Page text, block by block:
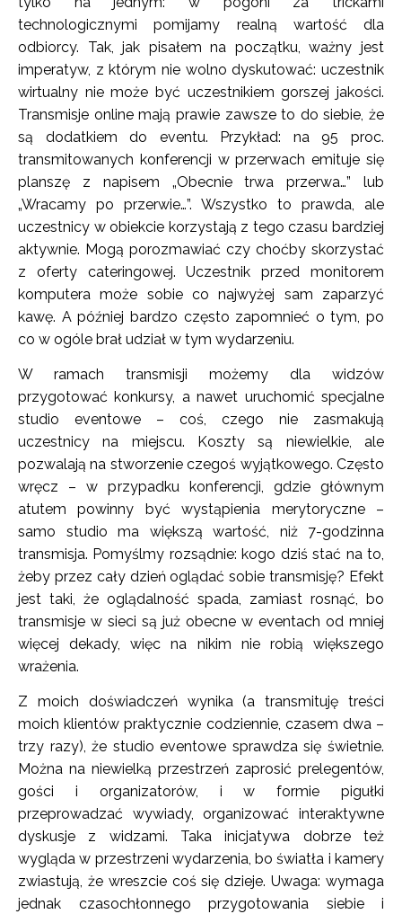
technologicznymi pomijamy realną wartość dla
odbiorcy. Tak, jak pisałem na początku, ważny jest
imperatyw, z którym nie wolno dyskutować: uczestnik
wirtualny nie może być uczestnikiem gorszej jakości.
Transmisje online mają prawie zawsze to do siebie, że
są dodatkiem do eventu. Przykład: na 95 proc.
transmitowanych konferencji w przerwach emituje się
planszę z napisem „Obecnie trwa przerwa…” lub
„Wracamy po przerwie…”. Wszystko to prawda, ale
uczestnicy w obiekcie korzystają z tego czasu bardziej
aktywnie. Mogą porozmawiać czy choćby skorzystać
z oferty cateringowej. Uczestnik przed monitorem
komputera może sobie co najwyżej sam zaparzyć
kawę. A później bardzo często zapomnieć o tym, po
co w ogóle brał udział w tym wydarzeniu.
W ramach transmisji możemy dla widzów
przygotować konkursy, a nawet uruchomić specjalne
studio eventowe – coś, czego nie zasmakują
uczestnicy na miejscu. Koszty są niewielkie, ale
pozwalają na stworzenie czegoś wyjątkowego. Często
wręcz – w przypadku konferencji, gdzie głównym
atutem powinny być wystąpienia merytoryczne –
samo studio ma większą wartość, niż 7-godzinna
transmisja. Pomyślmy rozsądnie: kogo dziś stać na to,
żeby przez cały dzień oglądać sobie transmisję? Efekt
jest taki, że oglądalność spada, zamiast rosnąć, bo
transmisje w sieci są już obecne w eventach od mniej
więcej dekady, więc na nikim nie robią większego
wrażenia.
Z moich doświadczeń wynika (a transmituję treści
moich klientów praktycznie codziennie, czasem dwa –
trzy razy), że studio eventowe sprawdza się świetnie.
Można na niewielką przestrzeń zaprosić prelegentów,
gości i organizatorów, i w formie pigułki
przeprowadzać wywiady, organizować interaktywne
dyskusje z widzami. Taka inicjatywa dobrze też
wygląda w przestrzeni wydarzenia, bo światła i kamery
zwiastują, że wreszcie coś się dzieje. Uwaga: wymaga
jednak czasochłonnego przygotowania siebie i